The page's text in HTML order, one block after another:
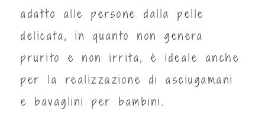
adatto alle persone dalla pelle
delicata, in quanto non genera
prurito e non irrita, è ideale anche
per la realizzazione di asciugamani
e bavaglini per bambini.